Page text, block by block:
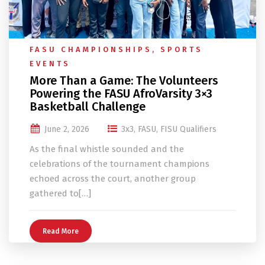
FASU CHAMPIONSHIPS , SPORTS
EVENTS
More Than a Game: The Volunteers
Powering the FASU AfroVarsity 3×3
Basketball Challenge
June 2, 2026 3x3, FASU, FISU Qualifiers
As the final whistle sounded and the
celebrations of the tournament champions
echoed across the court, another group
gathered to[…]
Read More